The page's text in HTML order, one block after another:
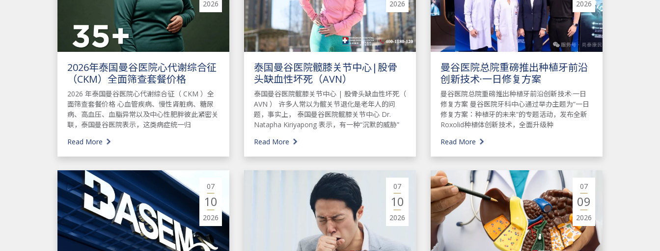
2026
2026年泰国曼谷医院心代谢综合征
（CKM）全面筛查套餐价格
2026 年泰国曼谷医院心代谢综合征（ CKM ）全
面筛查套餐价格 心血管疾病、慢性肾脏病、糖尿
病、高血压、血脂异常以及中心性肥胖彼此紧密关
联，泰国曼谷医院表示，这类病症统一归
Read More
2026
泰国曼谷医院髋膝关节中心|股骨
头缺血性坏死（AVN）
泰国曼谷医院髋膝关节中心 | 股骨头缺血性坏死（
AVN ） 许多人常以为髋关节退化是老年人的问
题，事实上， 泰国曼谷医院髋膝关节中心 Dr.
Natapha Kiriyapong 表示，有一种“沉默的威胁”
Read More
2026
曼谷医院总院重磅推出种植牙前沿
创新技术·一日修复方案
曼谷医院总院重磅推出种植牙前沿创新技术·一日
修复方案 曼谷医院牙科中心通过举办主题为“一日
修复方案：种植牙的未来”的专题活动，发布全新
Roxolid种植体创新技术，全面升级种
Read More
07
10
2026
07
10
2026
07
09
2026